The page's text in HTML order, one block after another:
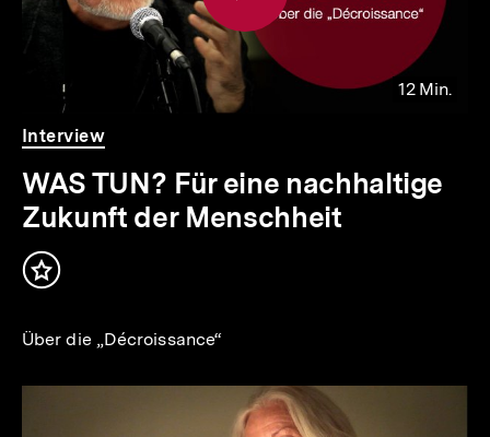
12 Min.
Video
Dauer
12
Min.
Interview
WAS TUN? Für eine nachhaltige
Zukunft der Menschheit
Inhalt
Über die „Décroissance“